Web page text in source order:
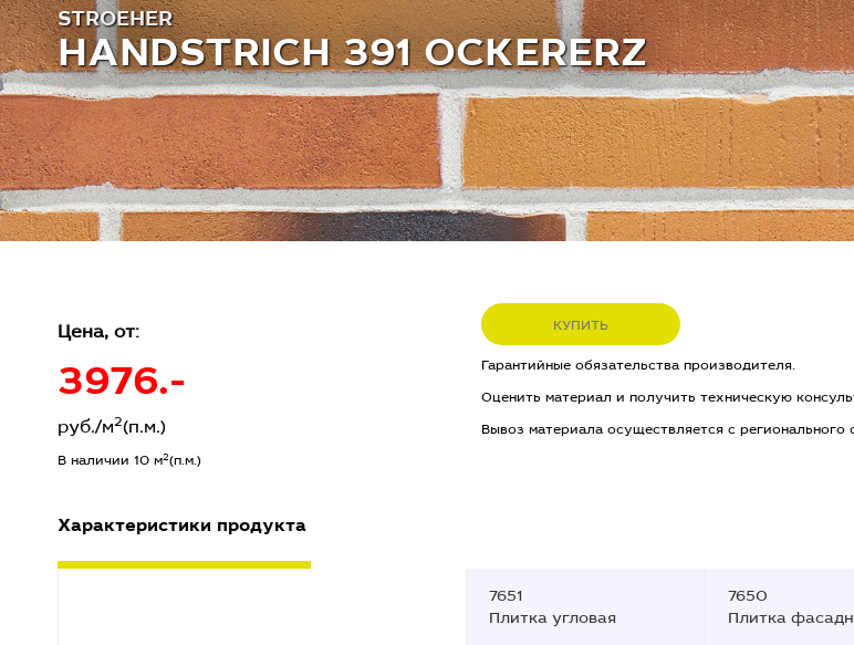
STROEHER
HANDSTRICH 391 OCKERERZ
Цена, от:
3976.-
руб./м2(п.м.)
В наличии 10 м2(п.м.)
КУПИТЬ
Гарантийные обязательства производителя.
Оценить материал и получить техническую
Вывоз материала осуществляется с регионального
Характеристики продукта
7651
Плитка угловая
7650
Плитка